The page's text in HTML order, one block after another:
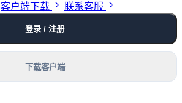
客户端下载 联系客服
登录 / 注册
下载客户端